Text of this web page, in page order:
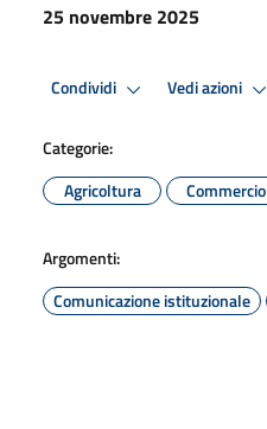
25 novembre 2025
Condividi Vedi azioni
Categorie:
Agricoltura
Commercio
Argomenti:
Comunicazione istituzionale